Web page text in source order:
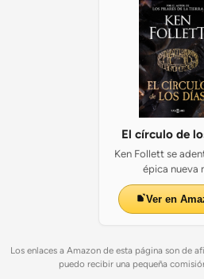
El círculo de
Ken Follett se
épica nueva
Ver en
Los enlaces a Amazon de esta página son de
puedo recibir una pequeña